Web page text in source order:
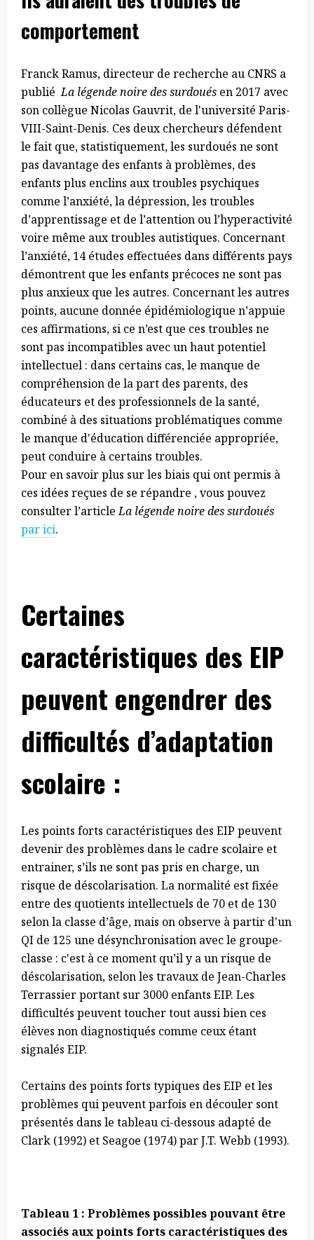
comportement
Franck Ramus, directeur de recherche au CNRS a
publiéLa légende noire des surdoués en 2017 avec
son collègue Nicolas Gauvrit, de l'université Paris-
VIII-Saint-Denis. Ces deux chercheurs défendent
le fait que, statistiquement, les surdoués ne sont
pas davantage des enfants à problèmes, des
enfants plus enclins aux troubles psychiques
comme l’anxiété, la dépression, les troubles
d’apprentissage et de l’attention ou l’hyperactivité
voire même aux troubles autistiques. Concernant
l’anxiété, 14 études effectuées dans différents pays
démontrent que les enfants précoces ne sont pas
plus anxieux que les autres. Concernant les autres
points, aucune donnée épidémiologique n’appuie
ces affirmations, si ce n’est que ces troubles ne
sont pas incompatibles avec un haut potentiel
intellectuel : dans certains cas, le manque de
compréhension de la part des parents, des
éducateurs et des professionnels de la santé,
combiné à des situations problématiques comme
le manque d'éducation différenciée appropriée,
peut conduire à certains troubles.
Pour en savoir plus sur les biais qui ont permis à
ces idées reçues de se répandre , vous pouvez
consulter l’articleLa légende noire des surdoués
par ici.
Certaines
caractéristiques des EIP
peuvent engendrer des
difficultés d’adaptation
scolaire :
Les points forts caractéristiques des EIP peuvent
devenir des problèmes dans le cadre scolaire et
entrainer, s’ils ne sont pas pris en charge, un
risque de déscolarisation. La normalité est fixée
entre des quotients intellectuels de 70 et de 130
selon la classe d’âge, mais on observe à partir d'un
QI de 125 une désynchronisation avec le groupe-
classe : c'est à ce moment qu’il y a un risque de
déscolarisation, selon les travaux de Jean-Charles
Terrassier portant sur 3000 enfants EIP. Les
difficultés peuvent toucher tout aussi bien ces
élèves non diagnostiqués comme ceux étant
signalés EIP.
Certains des points forts typiques des EIP et les
problèmes qui peuvent parfois en découler sont
présentés dans le tableau ci-dessous adapté de
Clark (1992) et Seagoe (1974) par J.T. Webb (1993).
Tableau 1 : Problèmes possibles pouvant être
associés aux points forts caractéristiques des